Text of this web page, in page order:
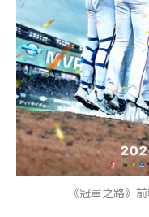
《冠軍之路》